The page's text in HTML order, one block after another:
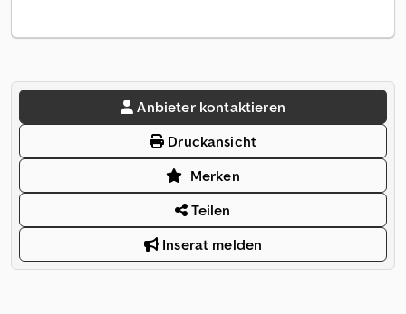
Anbieter kontaktieren
Druckansicht
Merken
Teilen
Inserat melden